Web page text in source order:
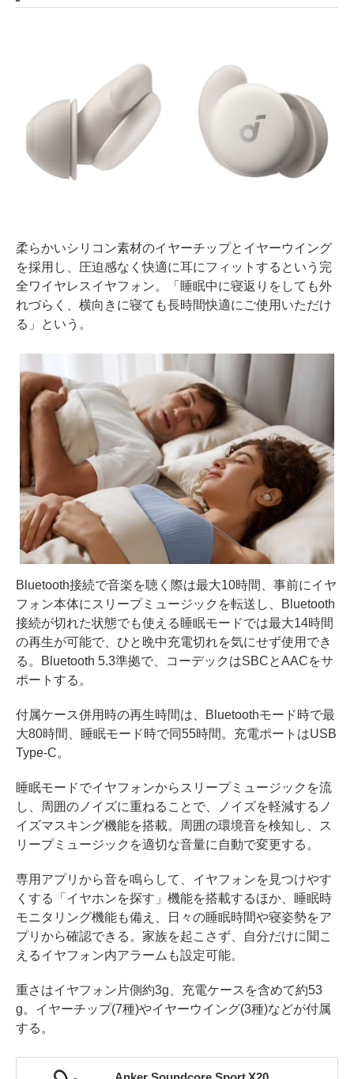
柔らかいシリコン素材のイヤーチップとイヤーウイング
を採用し、圧迫感なく快適に耳にフィットするという完
全ワイヤレスイヤフォン。「睡眠中に寝返りをしても外
れづらく、横向きに寝ても長時間快適にご使用いただけ
る」という。
Bluetooth接続で音楽を聴く際は最大10時間、事前にイヤ
フォン本体にスリープミュージックを転送し、Bluetooth
接続が切れた状態でも使える睡眠モードでは最大14時間
の再生が可能で、ひと晩中充電切れを気にせず使用でき
る。Bluetooth 5.3準拠で、コーデックはSBCとAACをサ
ポートする。
付属ケース併用時の再生時間は、Bluetoothモード時で最
大80時間、睡眠モード時で同55時間。充電ポートはUSB
Type-C。
睡眠モードでイヤフォンからスリープミュージックを流
し、周囲のノイズに重ねることで、ノイズを軽減するノ
イズマスキング機能を搭載。周囲の環境音を検知し、ス
リープミュージックを適切な音量に自動で変更する。
専用アプリから音を鳴らして、イヤフォンを見つけやす
くする「イヤホンを探す」機能を搭載するほか、睡眠時
モニタリング機能も備え、日々の睡眠時間や寝姿勢をア
プリから確認できる。家族を起こさず、自分だけに聞こ
えるイヤフォン内アラームも設定可能。
重さはイヤフォン片側約3g、充電ケースを含めて約53
g。イヤーチップ(7種)やイヤーウイング(3種)などが付属
する。